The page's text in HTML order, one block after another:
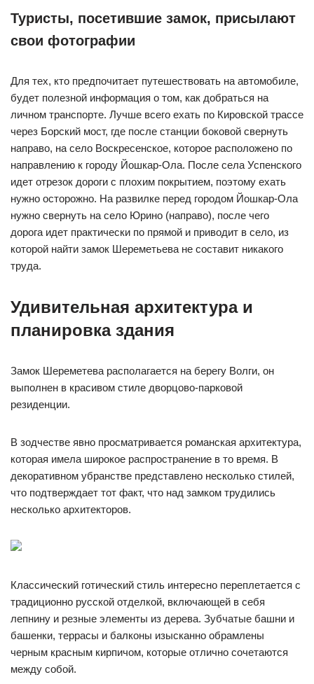
Туристы, посетившие замок, присылают
свои фотографии
Для тех, кто предпочитает путешествовать на автомобиле,
будет полезной информация о том, как добраться на
личном транспорте. Лучше всего ехать по Кировской трассе
через Борский мост, где после станции боковой свернуть
направо, на село Воскресенское, которое расположено по
направлению к городу Йошкар-Ола. После села Успенского
идет отрезок дороги с плохим покрытием, поэтому ехать
нужно осторожно. На развилке перед городом Йошкар-Ола
нужно свернуть на село Юрино (направо), после чего
дорога идет практически по прямой и приводит в село, из
которой найти замок Шереметьева не составит никакого
труда.
Удивительная архитектура и
планировка здания
Замок Шереметева располагается на берегу Волги, он
выполнен в красивом стиле дворцово-парковой
резиденции.
В зодчестве явно просматривается романская архитектура,
которая имела широкое распространение в то время. В
декоративном убранстве представлено несколько стилей,
что подтверждает тот факт, что над замком трудились
несколько архитекторов.
Классический готический стиль интересно переплетается с
традиционно русской отделкой, включающей в себя
лепнину и резные элементы из дерева. Зубчатые башни и
башенки, террасы и балконы изысканно обрамлены
черным красным кирпичом, которые отлично сочетаются
между собой.